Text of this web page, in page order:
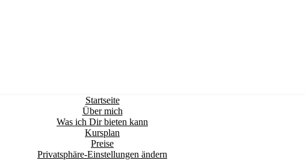
Startseite
Über mich
Was ich Dir bieten kann
Kursplan
Preise
Privatsphäre-Einstellungen ändern